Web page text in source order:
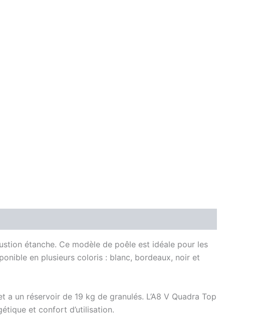
étanche. Ce modèle de poêle est idéale pour les
en plusieurs coloris : blanc, bordeaux, noir et
un réservoir de 19 kg de granulés. L’A8 V Quadra Top
et confort d’utilisation.